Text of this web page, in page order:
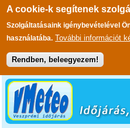
A cookie-k segítenek
Szolgáltatásaink igénybevételével
használatába. További információt
Rendben, beleegyezem!
Ugrás a tartalomra